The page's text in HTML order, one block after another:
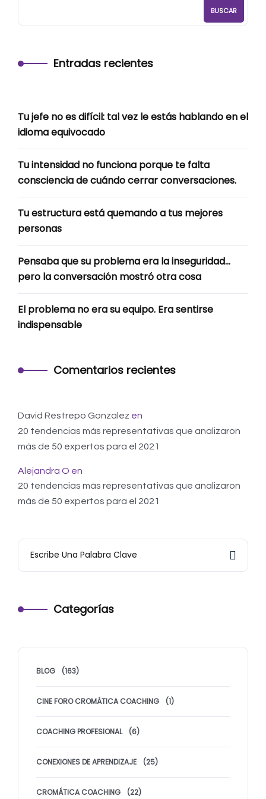
BUSCAR
Entradas recientes
Tu jefe no es difícil: tal vez le estás hablando en el
idioma equivocado
Tu intensidad no funciona porque te falta
consciencia de cuándo cerrar conversaciones.
Tu estructura está quemando a tus mejores
personas
Pensaba que su problema era la inseguridad…
pero la conversación mostró otra cosa
El problema no era su equipo. Era sentirse
indispensable
Comentarios recientes
David Restrepo Gonzalez en
20 tendencias más representativas que analizaron
más de 50 expertos para el 2021
Alejandra O en
20 tendencias más representativas que analizaron
más de 50 expertos para el 2021
Categorías
BLOG (163)
CINE FORO CROMÁTICA COACHING (1)
COACHING PROFESIONAL (6)
CONEXIONES DE APRENDIZAJE (25)
CROMÁTICA COACHING (22)